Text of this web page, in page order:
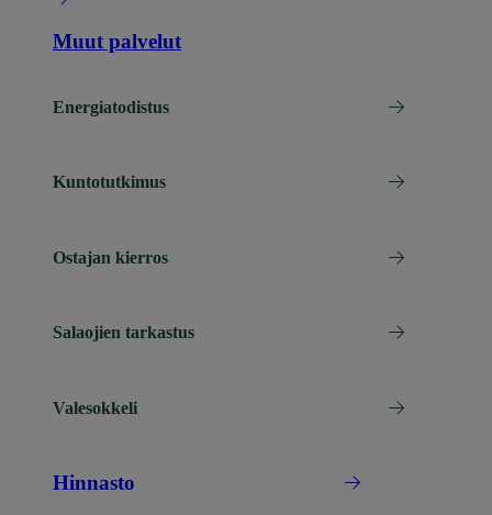
Muut palvelut
Energiatodistus
Kuntotutkimus
Ostajan kierros
Salaojien tarkastus
Valesokkeli
Hinnasto